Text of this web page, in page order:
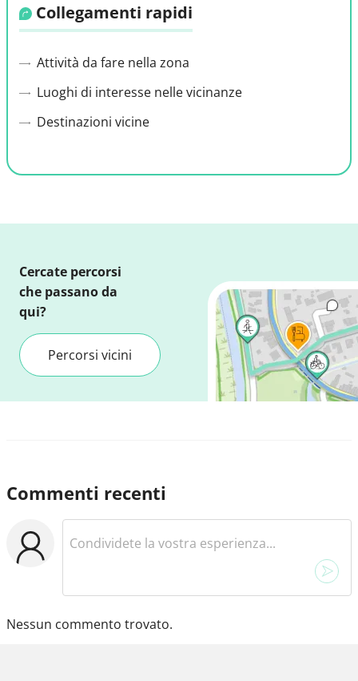
Collegamenti rapidi
Attività da fare nella zona
Luoghi di interesse nelle vicinanze
Destinazioni vicine
Cercate percorsi
che passano da
qui?
Percorsi vicini
Commenti recenti
Nessun commento trovato.